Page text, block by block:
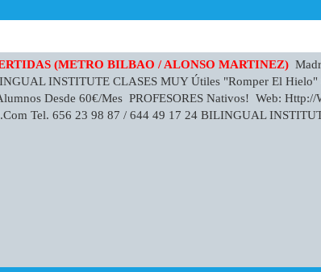
(METRO BILBAO / ALONSO MARTINEZ)
INSTITUTE CLASES MUY Útiles "romper El Hielo"
Desde 60€/mes PROFESORES Nativos! Web:
Tel. 656 23 98 87 / 644 49 17 24 BILINGUAL